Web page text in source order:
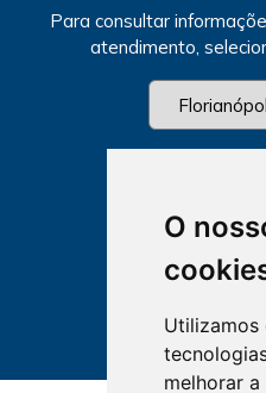
O
Utilizamos
melhorar
Para consultar
atendimento,